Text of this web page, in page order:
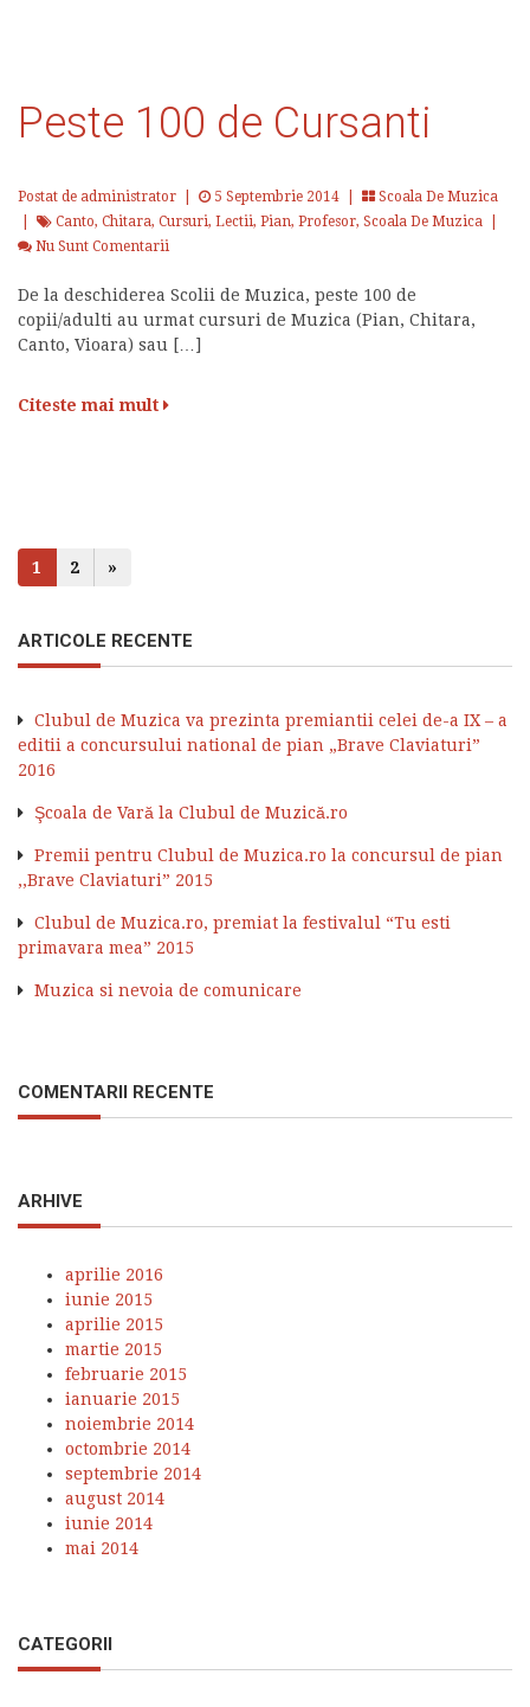
Peste 100 de Cursanti
Postat de administrator 5 Septembrie 2014 |
Scoala De Muzica
Canto, Chitara, Cursuri, Lectii, Pian, Profesor, Scoala De Muzica
Nu Sunt Comentarii
De la deschiderea Scolii de Muzica, peste 100 de
copii/adulti au urmat cursuri de Muzica (Pian, Chitara,
Canto, Vioara) sau […]
Citeste mai mult
1 2 »
ARTICOLE RECENTE
Clubul de Muzica va prezinta premiantii celei de-a IX – a
editii a concursului national de pian „Brave Claviaturi”
2016
Şcoala de Vară la Clubul de Muzică.ro
Premii pentru Clubul de Muzica.ro la concursul de pian
,,Brave Claviaturi” 2015
Clubul de Muzica.ro, premiat la festivalul “Tu esti
primavara mea” 2015
Muzica si nevoia de comunicare
COMENTARII RECENTE
ARHIVE
aprilie 2016
iunie 2015
aprilie 2015
martie 2015
februarie 2015
ianuarie 2015
noiembrie 2014
octombrie 2014
septembrie 2014
august 2014
iunie 2014
mai 2014
CATEGORII